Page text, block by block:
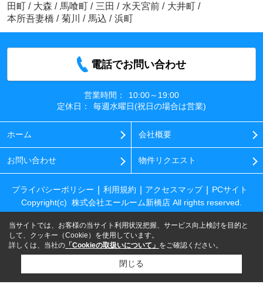
田町 / 大森 / 馬喰町 / 三田 / 水天宮前 / 大井町 /
本所吾妻橋 / 菊川 / 馬込 / 浜町
電話でお問い合わせ
営業時間：
10:00～19:00
定休日：
毎週水曜日(祝日の場合は営業)
ホーム 会社概要
お問い合わせ 物件リクエスト
プライバシーポリシー 利用規約 アクセスマップ
PCサイト
Copyright(c) 株式会社エールーム新橋店 All rights reserved.
当サイトでは、お客様の当サイト利用状況把握、サービス向上検討を目的と
して、クッキー（Cookie）を使用しています。
詳しくは、当社の 「Cookieの取扱いについて」 をご確認ください。
閉じる